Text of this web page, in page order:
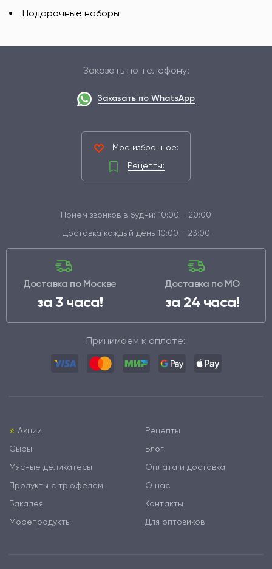
Подарочные наборы
Заказать по телефону:
Заказать по WhatsApp
Мое избранное:
Рецепты:
Прием звонков в будни: 10:00 - 20:00
Доставка каждый день 10:00 - 23:00
Доставка по Москве
за 3 часа!
Доставка по МО
за 24 часа!
Принимаем к оплате:
⭐️ Акции
Сыры
Мясные деликатесы
Продукты с трюфелем
Бакалея
Морепродукты
Рецепты
Блог
Оплата и доставка
О нас
Контакты
Для оптовиков